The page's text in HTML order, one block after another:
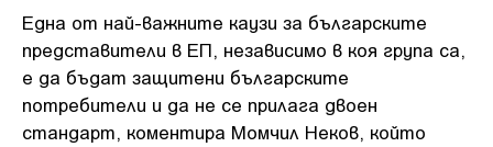
Една от най-важните каузи за българските
представители в ЕП, независимо в коя група са,
е да бъдат защитени българските
потребители и да не се прилага двоен
стандарт, коментира Момчил Неков, който